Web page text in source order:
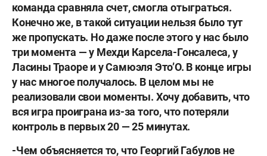
команда сравняла счет, смогла отыграться.
Конечно же, в такой ситуации нельзя было тут
же пропускать. Но даже после этого у нас было
три момента — у Мехди Карсела-Гонсалеса, у
Ласины Траоре и у Самюэля Это’О. В конце игры
у нас многое получалось. В целом мы не
реализовали свои моменты. Хочу добавить, что
вся игра проиграна из-за того, что потеряли
контроль в первых 20 — 25 минутах.
-Чем объясняется то, что Георгий Габулов не